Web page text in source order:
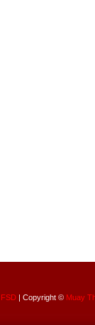
FSD| Copyright © Muay